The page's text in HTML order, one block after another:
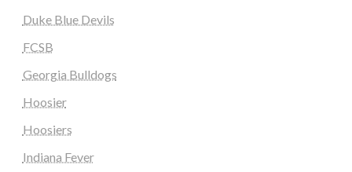
Duke Blue Devils
FCSB
Georgia Bulldogs
Hoosier
Hoosiers
Indiana Fever